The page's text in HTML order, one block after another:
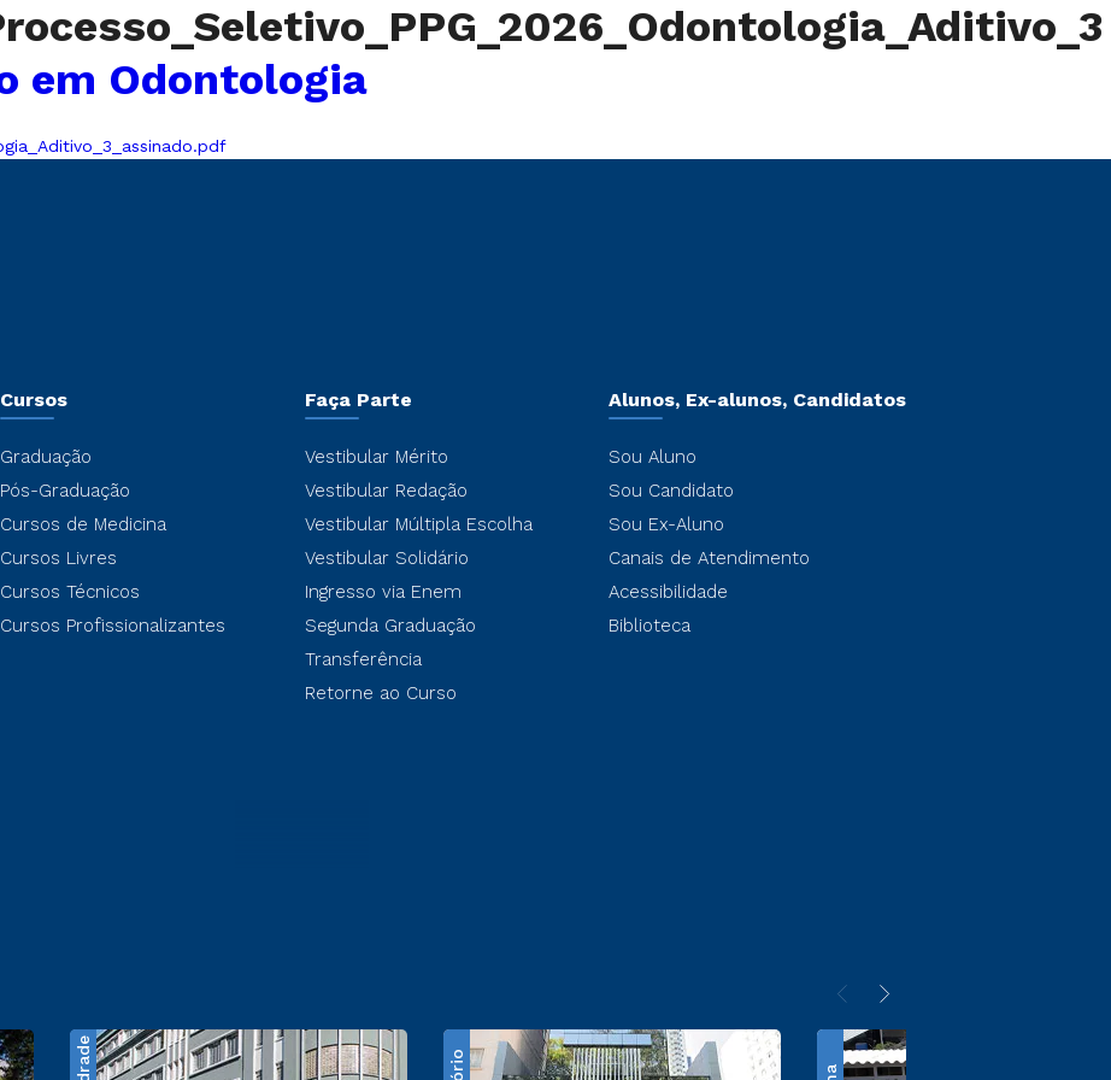
em Odontologia
Cursos
Graduação
Pós-Graduação
Cursos de Medicina
Cursos Livres
Cursos Técnicos
Cursos Profissionalizantes
Faça Parte
Vestibular Mérito
Vestibular Redação
Vestibular Múltipla Escolha
Vestibular Solidário
Ingresso via Enem
Segunda Graduação
Transferência
Retorne ao Curso
Alunos, Ex-alunos, Candidatos
Sou Aluno
Sou Candidato
Sou Ex-Aluno
Canais de Atendimento
Acessibilidade
Biblioteca